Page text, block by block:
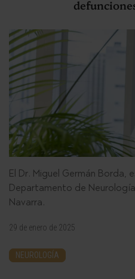
El Dr. Miguel Germán Borda,
Departamento de
Navarra.
29 de enero de 2025
NEUROLOGÍA